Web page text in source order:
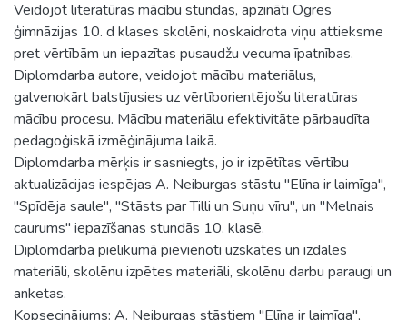
Veidojot literatūras mācību stundas, apzināti Ogres
ģimnāzijas 10. d klases skolēni, noskaidrota viņu attieksme
pret vērtībām un iepazītas pusaudžu vecuma īpatnības.
Diplomdarba autore, veidojot mācību materiālus,
galvenokārt balstījusies uz vērtīborientējošu literatūras
mācību procesu. Mācību materiālu efektivitāte pārbaudīta
pedagoģiskā izmēģinājuma laikā.
Diplomdarba mērķis ir sasniegts, jo ir izpētītas vērtību
aktualizācijas iespējas A. Neiburgas stāstu "Elīna ir laimīga",
"Spīdēja saule", "Stāsts par Tilli un Suņu vīru", un "Melnais
caurums" iepazīšanas stundās 10. klasē.
Diplomdarba pielikumā pievienoti uzskates un izdales
materiāli, skolēnu izpētes materiāli, skolēnu darbu paraugi un
anketas.
Kopsecinājums: A. Neiburgas stāstiem "Elīna ir laimīga",